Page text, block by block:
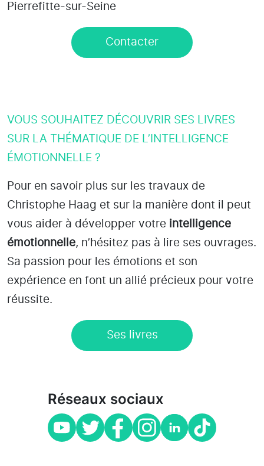
Pierrefitte-sur-Seine
Contacter
VOUS SOUHAITEZ DÉCOUVRIR SES LIVRES
SUR LA THÉMATIQUE DE L’INTELLIGENCE
ÉMOTIONNELLE ?
Pour en savoir plus sur les travaux de
Christophe Haag et sur la manière dont il peut
vous aider à développer votre intelligence
émotionnelle, n’hésitez pas à lire ses ouvrages.
Sa passion pour les émotions et son
expérience en font un allié précieux pour votre
réussite.
Ses livres
Réseaux sociaux